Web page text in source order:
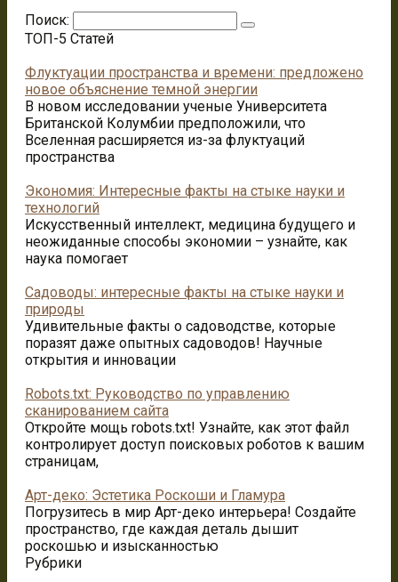
Поиск:
ТОП-5 Статей
Флуктуации пространства и времени: предложено
новое объяснение темной энергии
В новом исследовании ученые Университета
Британской Колумбии предположили, что
Вселенная расширяется из-за флуктуаций
пространства
Экономия: Интересные факты на стыке науки и
технологий
Искусственный интеллект, медицина будущего и
неожиданные способы экономии – узнайте, как
наука помогает
Садоводы: интересные факты на стыке науки и
природы
Удивительные факты о садоводстве, которые
поразят даже опытных садоводов! Научные
открытия и инновации
Robots.txt: Руководство по управлению
сканированием сайта
Откройте мощь robots.txt! Узнайте, как этот файл
контролирует доступ поисковых роботов к вашим
страницам,
Арт-деко: Эстетика Роскоши и Гламура
Погрузитесь в мир Арт-деко интерьера! Создайте
пространство, где каждая деталь дышит
роскошью и изысканностью
Рубрики